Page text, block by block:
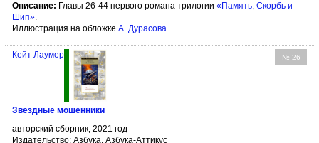
Описание: Главы 26-44 первого романа трилогии «Память, Скорбь и
Шип».
Иллюстрация на обложке А. Дурасова.
№ 26
Кейт Лаумер
Звездные мошенники
авторский сборник, 2021 год
Издательство: Азбука, Азбука-Аттикус